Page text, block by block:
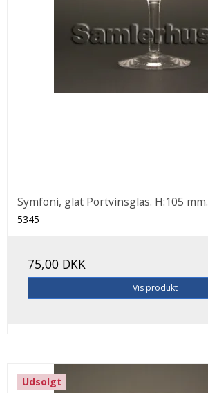
Symfoni, glat Portvinsglas. H:105 mm.
5345
75,00 DKK
Vis produkt
Udsolgt